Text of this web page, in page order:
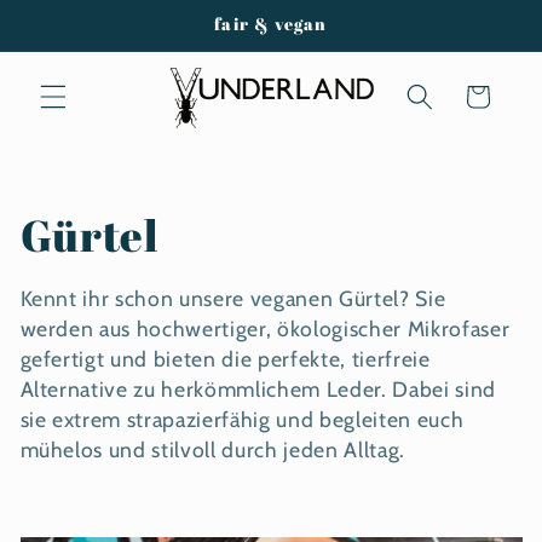
Inhalt
fair & vegan
Warenkorb
K
a
t
e
g
Gürtel
Kennt ihr schon unsere veganen Gürtel? Sie
werden aus hochwertiger, ökologischer Mikrofaser
gefertigt und bieten die perfekte, tierfreie
Alternative zu herkömmlichem Leder. Dabei sind
sie extrem strapazierfähig und begleiten euch
mühelos und stilvoll durch jeden Alltag.